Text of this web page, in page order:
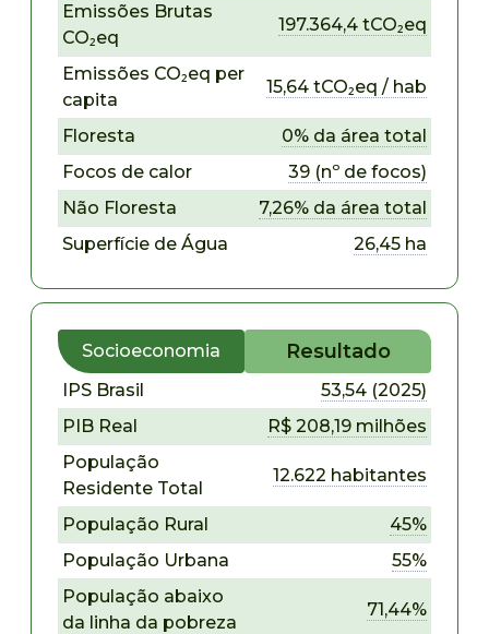
Emissões Brutas
CO₂eq
197.364,4 tCO₂eq
Emissões CO₂eq per
capita
15,64 tCO₂eq / hab
Floresta
0% da área total
Focos de calor
39 (nº de focos)
Não Floresta
7,26% da área total
Superfície de Água
26,45 ha
Socioeconomia Resultado
IPS Brasil
53,54 (2025)
PIB Real
R$ 208,19 milhões
População
Residente Total
12.622 habitantes
População Rural
45%
População Urbana
55%
População abaixo
da linha da pobreza
71,44%